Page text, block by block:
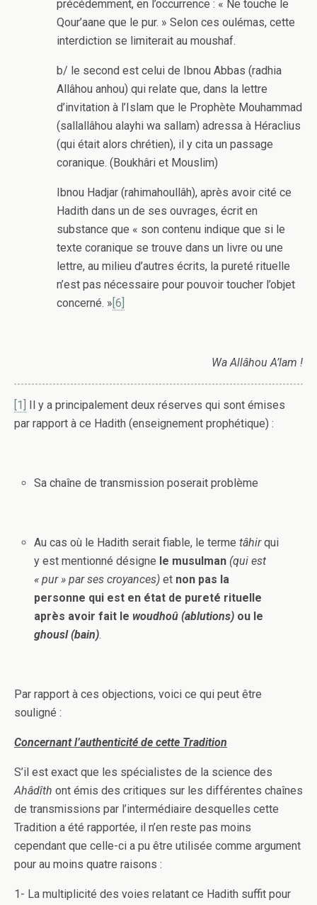
précédemment, en l’occurrence : « Ne touche le
Qour’aane que le pur. » Selon ces oulémas, cette
interdiction se limiterait au moushaf.
b/ le second est celui de Ibnou Abbas (radhia
Allâhou anhou) qui relate que, dans la lettre
d’invitation à l’Islam que le Prophète Mouhammad
(sallallâhou alayhi wa sallam) adressa à Héraclius
(qui était alors chrétien), il y cita un passage
coranique. (Boukhâri et Mouslim)
Ibnou Hadjar (rahimahoullâh), après avoir cité ce
Hadith dans un de ses ouvrages, écrit en
substance que « son contenu indique que si le
texte coranique se trouve dans un livre ou une
lettre, au milieu d’autres écrits, la pureté rituelle
n’est pas nécessaire pour pouvoir toucher l’objet
concerné. » [6]
Wa Allâhou A’lam !
[1]
Il y a principalement deux réserves qui sont émises
par rapport à ce Hadith (enseignement prophétique) :
Sa chaîne de transmission poserait problème
Au cas où le Hadith serait fiable, le termetâhirqui
y est mentionné désigne le musulman (qui est
« pur » par ses croyances) et non pas la
personne qui est en état de pureté rituelle
après avoir fait le woudhoû (ablutions) ou le
ghousl (bain).
Par rapport à ces objections, voici ce qui peut être
souligné :
Concernant l’authenticité de cette Tradition
S’il est exact que les spécialistes de la science des
Ahâdîth ont émis des critiques sur les différentes chaînes
de transmissions par l’intermédiaire desquelles cette
Tradition a été rapportée, il n’en reste pas moins
cependant que celle-ci a pu être utilisée comme argument
pour au moins quatre raisons :
1- La multiplicité des voies relatant ce Hadith suffit pour